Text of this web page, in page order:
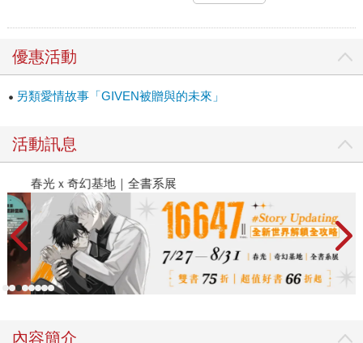
優惠活動
另類愛情故事「GIVEN被贈與的未來」
活動訊息
春光ｘ奇幻基地｜全書系展
內容簡介